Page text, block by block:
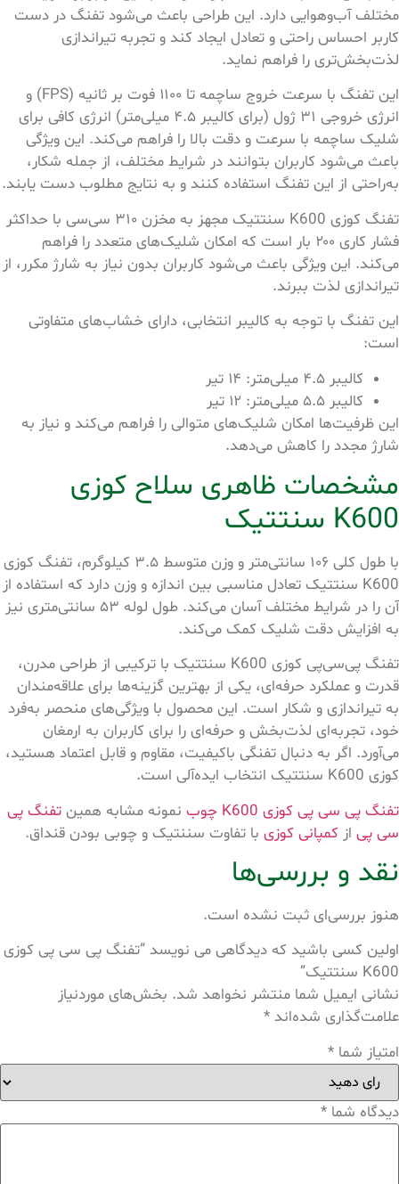
مختلف آب‌وهوایی دارد. این طراحی باعث می‌شود تفنگ در دست
کاربر احساس راحتی و تعادل ایجاد کند و تجربه تیراندازی
لذت‌بخش‌تری را فراهم نماید.
این تفنگ با سرعت خروج ساچمه تا ۱۱۰۰ فوت بر ثانیه (FPS) و
انرژی خروجی ۳۱ ژول (برای کالیبر ۴.۵ میلی‌متر) انرژی کافی برای
شلیک ساچمه با سرعت و دقت بالا را فراهم می‌کند. این ویژگی
باعث می‌شود کاربران بتوانند در شرایط مختلف، از جمله شکار،
به‌راحتی از این تفنگ استفاده کنند و به نتایج مطلوب دست یابند.
تفنگ کوزی K600 سنتتیک مجهز به مخزن ۳۱۰ سی‌سی با حداکثر
فشار کاری ۲۰۰ بار است که امکان شلیک‌های متعدد را فراهم
می‌کند. این ویژگی باعث می‌شود کاربران بدون نیاز به شارژ مکرر، از
تیراندازی لذت ببرند.
این تفنگ با توجه به کالیبر انتخابی، دارای خشاب‌های متفاوتی
است:
کالیبر ۴.۵ میلی‌متر: ۱۴ تیر
کالیبر ۵.۵ میلی‌متر: ۱۲ تیر
این ظرفیت‌ها امکان شلیک‌های متوالی را فراهم می‌کند و نیاز به
شارژ مجدد را کاهش می‌دهد.
مشخصات ظاهری سلاح کوزی
K600 سنتتیک
با طول کلی ۱۰۶ سانتی‌متر و وزن متوسط ۳.۵ کیلوگرم، تفنگ کوزی
K600 سنتتیک تعادل مناسبی بین اندازه و وزن دارد که استفاده از
آن را در شرایط مختلف آسان می‌کند. طول لوله ۵۳ سانتی‌متری نیز
به افزایش دقت شلیک کمک می‌کند.
تفنگ پی‌سی‌پی کوزی K600 سنتتیک با ترکیبی از طراحی مدرن،
قدرت و عملکرد حرفه‌ای، یکی از بهترین گزینه‌ها برای علاقه‌مندان
به تیراندازی و شکار است. این محصول با ویژگی‌های منحصر به‌فرد
خود، تجربه‌ای لذت‌بخش و حرفه‌ای را برای کاربران به ارمغان
می‌آورد. اگر به دنبال تفنگی باکیفیت، مقاوم و قابل اعتماد هستید،
کوزی K600 سنتتیک انتخاب ایده‌آلی است.
تفنگ پی سی پی کوزی K600 چوب
نمونه مشابه همین تفنگ پی
سی پی از کمپانی کوزی با تفاوت سننتیک و چوبی بودن قنداق.
نقد و بررسی‌ها
هنوز بررسی‌ای ثبت نشده است.
اولین کسی باشید که دیدگاهی می نویسد “تفنگ پی سی پی کوزی
K600 سنتتیک”
نشانی ایمیل شما منتشر نخواهد شد. بخش‌های موردنیاز
علامت‌گذاری شده‌اند *
امتیاز شما *
دیدگاه شما *